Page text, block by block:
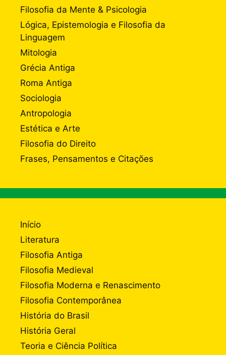
Filosofia da Mente & Psicologia
Lógica, Epistemologia e Filosofia da
Linguagem
Mitologia
Grécia Antiga
Roma Antiga
Sociologia
Antropologia
Estética e Arte
Filosofia do Direito
Frases, Pensamentos e Citações
Início
Literatura
Filosofia Antiga
Filosofia Medieval
Filosofia Moderna e Renascimento
Filosofia Contemporânea
História do Brasil
História Geral
Teoria e Ciência Política